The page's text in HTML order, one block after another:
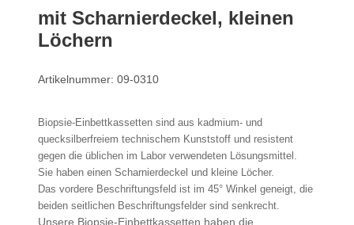
mit Scharnierdeckel, kleinen
Löchern
Artikelnummer: 09-0310
Biopsie-Einbettkassetten sind aus kadmium- und
quecksilberfreiem technischem Kunststoff und resistent
gegen die üblichen im Labor verwendeten Lösungsmittel.
Sie haben einen Scharnierdeckel und kleine Löcher.
Das vordere Beschriftungsfeld ist im 45° Winkel geneigt, die
beiden seitlichen Beschriftungsfelder sind senkrecht.
Unsere Biopsie-Einbettkassetten haben die